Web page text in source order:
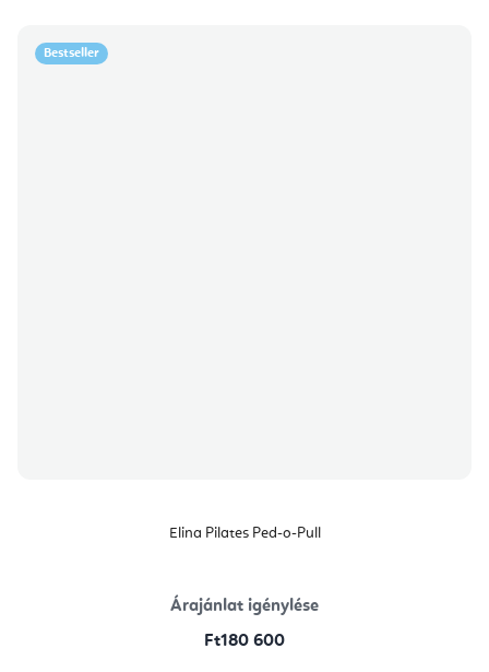
Bestseller
Elina Pilates Ped-o-Pull
Árajánlat igénylése
Ft180 600